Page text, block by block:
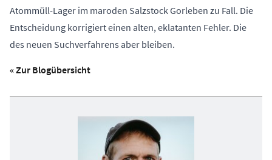
Atommüll-Lager im maroden Salzstock Gorleben zu Fall. Die
Entscheidung korrigiert einen alten, eklatanten Fehler. Die
des neuen Suchverfahrens aber bleiben.
« Zur Blogübersicht